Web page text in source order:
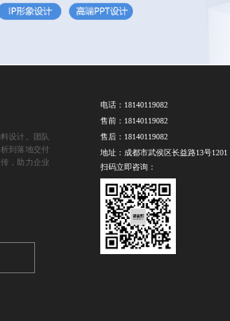
设计。团队
到落地交付
，助力企业
电话： 18140119082
售前： 18140119082
售后： 18140119082
地址：成都市武侯区长益路13号1201
扫码立即咨询：